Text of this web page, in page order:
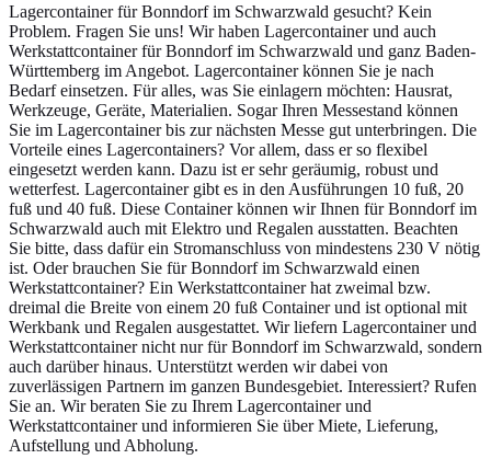
Lagercontainer für Bonndorf im Schwarzwald gesucht? Kein
Problem. Fragen Sie uns! Wir haben Lagercontainer und auch
Werkstattcontainer für Bonndorf im Schwarzwald und ganz Baden-
Württemberg im Angebot. Lagercontainer können Sie je nach
Bedarf einsetzen. Für alles, was Sie einlagern möchten: Hausrat,
Werkzeuge, Geräte, Materialien. Sogar Ihren Messestand können
Sie im Lagercontainer bis zur nächsten Messe gut unterbringen. Die
Vorteile eines Lagercontainers? Vor allem, dass er so flexibel
eingesetzt werden kann. Dazu ist er sehr geräumig, robust und
wetterfest. Lagercontainer gibt es in den Ausführungen 10 fuß, 20
fuß und 40 fuß. Diese Container können wir Ihnen für Bonndorf im
Schwarzwald auch mit Elektro und Regalen ausstatten. Beachten
Sie bitte, dass dafür ein Stromanschluss von mindestens 230 V nötig
ist. Oder brauchen Sie für Bonndorf im Schwarzwald einen
Werkstattcontainer? Ein Werkstattcontainer hat zweimal bzw.
dreimal die Breite von einem 20 fuß Container und ist optional mit
Werkbank und Regalen ausgestattet. Wir liefern Lagercontainer und
Werkstattcontainer nicht nur für Bonndorf im Schwarzwald, sondern
auch darüber hinaus. Unterstützt werden wir dabei von
zuverlässigen Partnern im ganzen Bundesgebiet. Interessiert? Rufen
Sie an. Wir beraten Sie zu Ihrem Lagercontainer und
Werkstattcontainer und informieren Sie über Miete, Lieferung,
Aufstellung und Abholung.